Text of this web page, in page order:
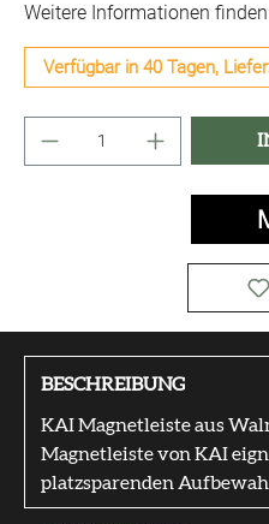
Weitere Informationen
Verfügbar in 40 Tagen,
Produkt Anzahl:
BESCHREIBUNG
KAI Magnetleiste aus
Magnetleiste von KAI
platzsparenden